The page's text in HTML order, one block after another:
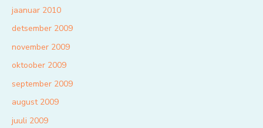
jaanuar 2010
detsember 2009
november 2009
oktoober 2009
september 2009
august 2009
juuli 2009